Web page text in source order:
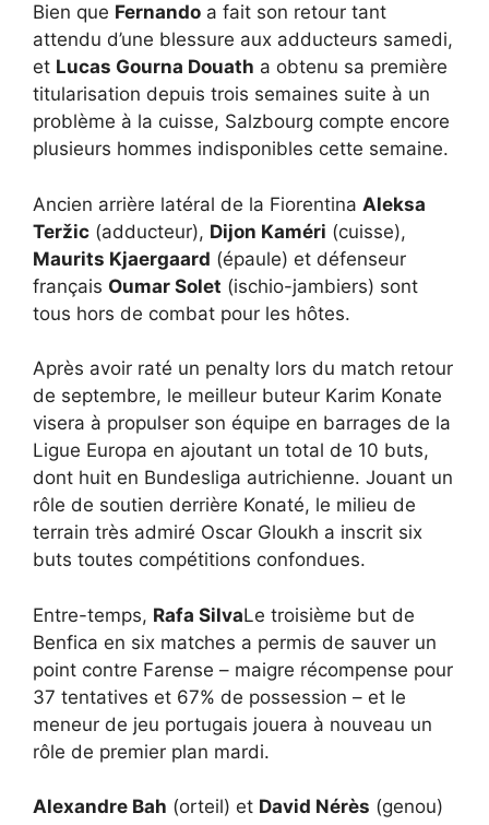
Bien que Fernando a fait son retour tant
attendu d’une blessure aux adducteurs samedi,
et Lucas Gourna Douath a obtenu sa première
titularisation depuis trois semaines suite à un
problème à la cuisse, Salzbourg compte encore
plusieurs hommes indisponibles cette semaine.
Ancien arrière latéral de la Fiorentina Aleksa
Teržic (adducteur), Dijon Kaméri (cuisse),
Maurits Kjaergaard (épaule) et défenseur
français Oumar Solet (ischio-jambiers) sont
tous hors de combat pour les hôtes.
Après avoir raté un penalty lors du match retour
de septembre, le meilleur buteur Karim Konate
visera à propulser son équipe en barrages de la
Ligue Europa en ajoutant un total de 10 buts,
dont huit en Bundesliga autrichienne. Jouant un
rôle de soutien derrière Konaté, le milieu de
terrain très admiré Oscar Gloukh a inscrit six
buts toutes compétitions confondues.
Entre-temps, Rafa SilvaLe troisième but de
Benfica en six matches a permis de sauver un
point contre Farense – maigre récompense pour
37 tentatives et 67% de possession – et le
meneur de jeu portugais jouera à nouveau un
rôle de premier plan mardi.
Alexandre Bah (orteil) et David Nérès (genou)